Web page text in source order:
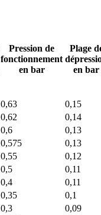
Pression de
fonctionnement
en bar
Plage
en bar
0,63
0,15
0,62
0,14
0,6
0,13
0,575
0,13
0,55
0,12
0,5
0,11
0,4
0,11
0,35
0,1
0,3
0,09